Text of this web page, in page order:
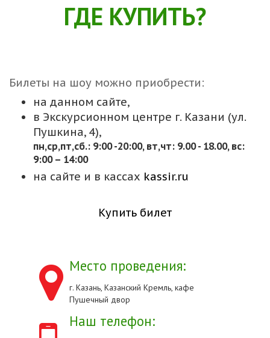
ГДЕ КУПИТЬ?
Билеты на шоу можно приобрести:
на данном сайте,
в Экскурсионном центре г. Казани (ул.
Пушкина, 4),
пн,cр,пт,сб.: 9:00 -20:00, вт,чт: 9.00 - 18.00, вс:
9:00 – 14:00
на сайте и в кассах kassir.ru
Купить билет
Место проведения:
г. Казань, Казанский Кремль, кафе
Пушечный двор
Наш телефон: